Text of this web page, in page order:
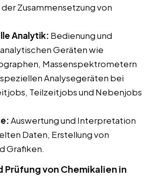
Zusammensetzung von
Analytik: Bedienung und
Geräten wie
Massenspektrometern
Analysegeräten bei
Teilzeitjobs und Nebenjobs
Auswertung und Interpretation
Daten, Erstellung von
Grafiken.
Prüfung von Chemikalien in